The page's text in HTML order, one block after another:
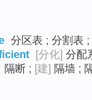
分区表 ; 分割表
[分化] 分配
隔断 ; [建] 隔墙 ;